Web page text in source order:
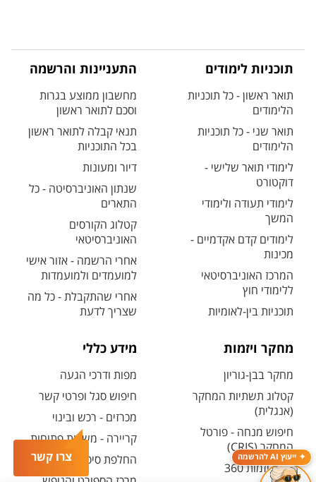
צרו קשר ייעוץ AI להרשמה
תוכניות לימודים
תואר ראשון - כל תוכניות
הלימודים
תואר שני - כל תוכניות
הלימודים
לימודי תואר שלישי -
דוקטורט
לימודי תעודה ולימודי
המשך
לימודים קדם אקדמיים -
מכינות
המרכז האוניברסיטאי
ללימודי חוץ
תוכניות בין-לאומיות
התעניינות והרשמה
מחשבון ממוצע בגרות
וסכם לתואר ראשון
תנאי קבלה לתואר ראשון
בכל התוכניות
דיור ומעונות
שנתון האוניברסיטה - כל
התארים
קטלוג הקורסים
האוניברסיטאי
אחרי הרשמה - אזור אישי
למועמדים ולמועמדות
אחרי שהתקבלת - כל מה
שצריך לדעת
מחקר ויזמות
מחקר בבן-גוריון
קטלוג תשתיות המחקר
(אנגלית)
חיפוש מנחה - פורטל
המחקר (CRIS)
מרכז יזמות 360
מידע כללי
מפות ודרכי הגעה
חיפוש סגל ופרטי קשר
מכרזים - רכש ובינוי
קריירה - משרות פתוחות
החלפת סיסמה ארגונית